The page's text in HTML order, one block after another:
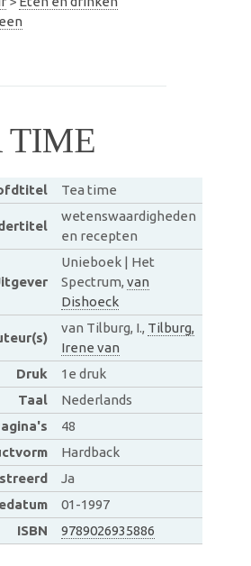
TIME
Tea time
wetenswaardigheden
en recepten
Unieboek | Het
Spectrum, van
Dishoeck
van Tilburg, I., Tilburg,
Irene van
Druk
1e druk
Taal
Nederlands
48
Hardback
Ja
01-1997
ISBN
9789026935886